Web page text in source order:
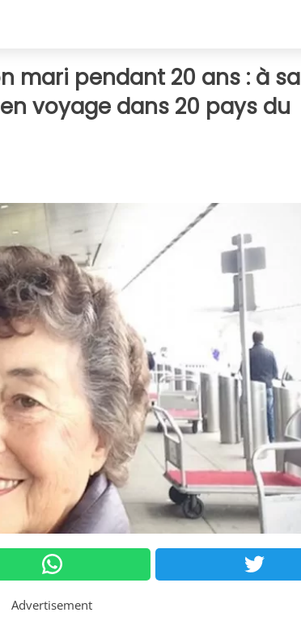
mari pendant 20 ans : à sa
voyage dans 20 pays du
Advertisement